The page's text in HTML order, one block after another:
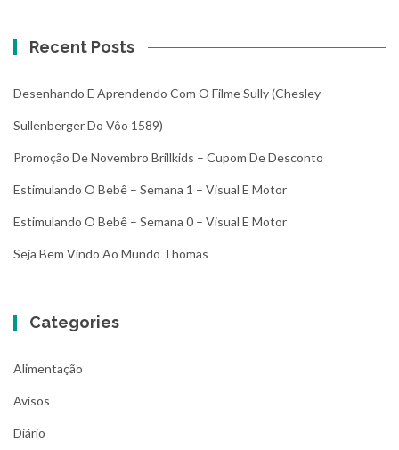
Recent Posts
Desenhando E Aprendendo Com O Filme Sully (Chesley
Sullenberger Do Vôo 1589)
Promoção De Novembro Brillkids – Cupom De Desconto
Estimulando O Bebê – Semana 1 – Visual E Motor
Estimulando O Bebê – Semana 0 – Visual E Motor
Seja Bem Vindo Ao Mundo Thomas
Categories
Alimentação
Avisos
Diário